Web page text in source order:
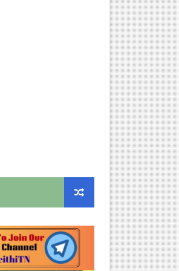
மோகன், IAS நியமனம் - அரசாணை
ஆணைகள் (TN Govt Standing